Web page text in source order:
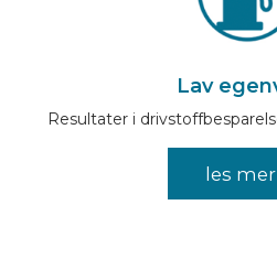
Lav
Resultater i
les mer